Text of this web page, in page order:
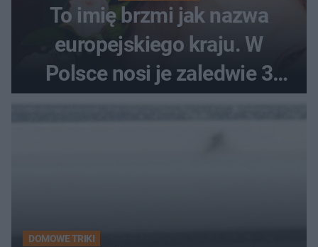
To imię brzmi jak nazwa
europejskiego kraju. W
Polsce nosi je zaledwie 3
DOMOWE TRIKI